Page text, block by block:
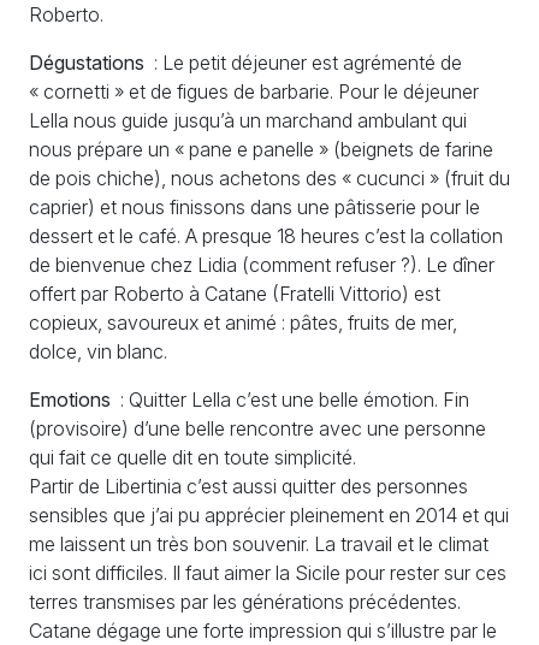
Roberto.
Dégustations : Le petit déjeuner est agrémenté de
« cornetti » et de figues de barbarie. Pour le déjeuner
Lella nous guide jusqu’à un marchand ambulant qui
nous prépare un « pane e panelle » (beignets de farine
de pois chiche), nous achetons des « cucunci » (fruit du
caprier) et nous finissons dans une pâtisserie pour le
dessert et le café. A presque 18 heures c’est la collation
de bienvenue chez Lidia (comment refuser ?). Le dîner
offert par Roberto à Catane (Fratelli Vittorio) est
copieux, savoureux et animé : pâtes, fruits de mer,
dolce, vin blanc.
Emotions : Quitter Lella c’est une belle émotion. Fin
(provisoire) d’une belle rencontre avec une personne
qui fait ce quelle dit en toute simplicité.
Partir de Libertinia c’est aussi quitter des personnes
sensibles que j’ai pu apprécier pleinement en 2014 et qui
me laissent un très bon souvenir. La travail et le climat
ici sont difficiles. Il faut aimer la Sicile pour rester sur ces
terres transmises par les générations précédentes.
Catane dégage une forte impression qui s’illustre par le